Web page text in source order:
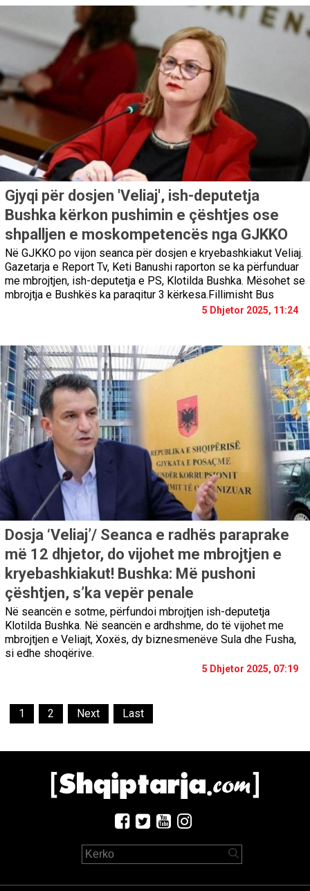
Gjyqi për dosjen 'Veliaj', ish-deputetja
Bushka kërkon pushimin e çështjes ose
shpalljen e moskompetencës nga GJKKO
Në GJKKO po vijon seanca për dosjen e kryebashkiakut Veliaj.
Gazetarja e Report Tv, Keti Banushi raporton se ka përfunduar
me mbrojtjen, ish-deputetja e PS, Klotilda Bushka. Mësohet se
mbrojtja e Bushkës ka paraqitur 3 kërkesa.Fillimisht Bus
5 Dhjetor 2025, 11:24
Dosja ‘Veliaj’/ Seanca e radhës paraprake
më 12 dhjetor, do vijohet me mbrojtjen e
kryebashkiakut! Bushka: Më pushoni
çështjen, s’ka vepër penale
Në seancën e sotme, përfundoi mbrojtjen ish-deputetja
Klotilda Bushka. Në seancën e ardhshme, do të vijohet me
mbrojtjen e Veliajt, Xoxës, dy biznesmenëve Sula dhe Fusha,
si edhe shoqërive.
5 Dhjetor 2025, 07:19
1 2 Next Last